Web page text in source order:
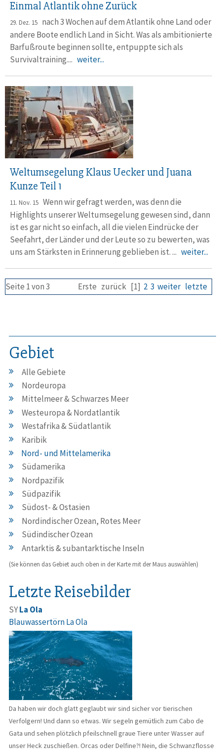
Einmal Atlantik ohne Zurück
29. Dez. 15 nach 3 Wochen auf dem Atlantik ohne Land oder
andere Boote endlich Land in Sicht. Was als ambitionierte
Barfußroute beginnen sollte, entpuppte sich als
Survivaltraining.... weiter...
Weltumsegelung Klaus Uecker und Juana
Kunze Teil 1
11. Nov. 15 Wenn wir gefragt werden, was denn die
Highlights unserer Weltumsegelung gewesen sind, dann
ist es gar nicht so einfach, all die vielen Eindrücke der
Seefahrt, der Länder und der Leute so zu bewerten, was
uns am Stärksten in Erinnerung geblieben ist. ... weiter...
Seite 1 von 3 Erste zurück [1] 2 3 weiter letzte
Gebiet
Alle Gebiete
Nordeuropa
Mittelmeer & Schwarzes Meer
Westeuropa & Nordatlantik
Westafrika & Südatlantik
Karibik
Nord- und Mittelamerika
Südamerika
Nordpazifik
Südpazifik
Südost- & Ostasien
Nordindischer Ozean, Rotes Meer
Südindischer Ozean
Antarktis & subantarktische Inseln
(Sie können das Gebiet auch oben in der Karte mit der Maus auswählen)
Letzte Reisebilder
SYLa Ola
Blauwassertörn La Ola
Da haben wir doch glatt geglaubt wir sind sicher vor tierischen
Verfolgern! Und dann so etwas. Wir segeln gemütlich zum Cabo de
Gata und sehen plötzlich pfeilschnell graue Tiere unter Wasser auf
unser Heck zuschießen. Orcas oder Delfine?! Nein, die Schwanzflosse